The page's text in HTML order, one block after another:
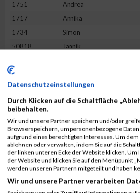
1751
Andrea
1717
Annika
1734
Simon
50818
Jannik
1918
1853
Laura
2071
Reinhard
2117
André Marcel
1896
Sophie
2110
Charleen
1980
Boris
2102
Holger
Datenschutzeinstellungen
Durch Klicken auf die Schaltfläche
beibehalten.
Wir und unsere Partner speichern und/oder
Browserspeichern, um personenbezogene
aufgrund eines berechtigten Interesses. Um
ablehnen oder verwalten, indem Sie auf die
der linken unteren Ecke der Website klicken.
der Website und klicken Sie auf den Menüpunkt
werden unseren Partnern mitgeteilt und haben
Wir und unsere Partner verarbeiten